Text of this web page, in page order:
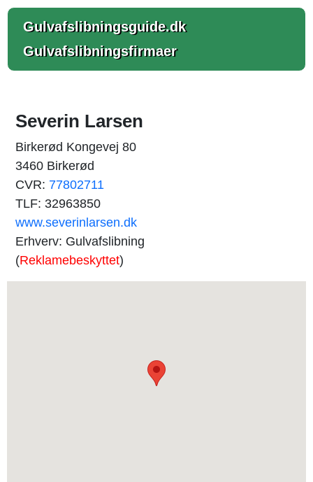
Gulvafslibningsguide.dk
Gulvafslibningsfirmaer
Severin Larsen
Birkerød Kongevej 80
3460 Birkerød
CVR: 77802711
TLF: 32963850
www.severinlarsen.dk
Erhverv: Gulvafslibning
(Reklamebeskyttet)